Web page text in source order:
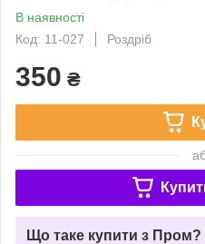
В наявності
Код: 11-027
Роздріб
350 ₴
Що таке купити з Пром?